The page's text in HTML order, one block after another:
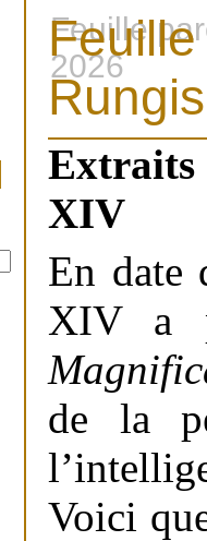
Feuille
2026
Extraits
XIV
En date
XIV a
de la
Voici